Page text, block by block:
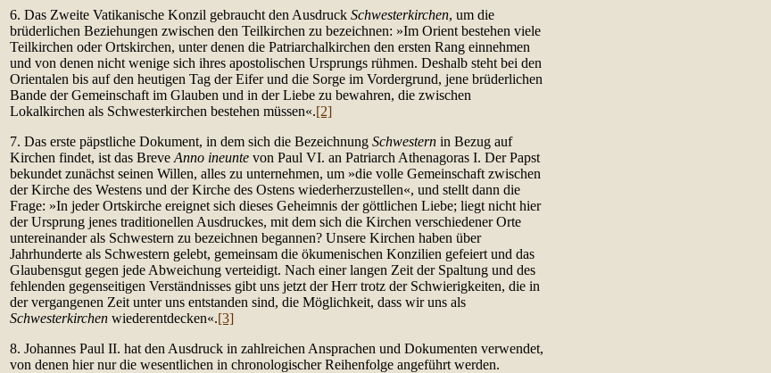
6. Das Zweite Vatikanische Konzil gebraucht den Ausdruck Schwesterkirchen, um die
brüderlichen Beziehungen zwischen den Teilkirchen zu bezeichnen: »Im Orient bestehen viele
Teilkirchen oder Ortskirchen, unter denen die Patriarchalkirchen den ersten Rang einnehmen
und von denen nicht wenige sich ihres apostolischen Ursprungs rühmen. Deshalb steht bei den
Orientalen bis auf den heutigen Tag der Eifer und die Sorge im Vordergrund, jene brüderlichen
Bande der Gemeinschaft im Glauben und in der Liebe zu bewahren, die zwischen
Lokalkirchen als Schwesterkirchen bestehen müssen«.[2]
7. Das erste päpstliche Dokument, in dem sich die Bezeichnung Schwestern in Bezug auf
Kirchen findet, ist das Breve Anno ineunte von Paul VI. an Patriarch Athenagoras I. Der Papst
bekundet zunächst seinen Willen, alles zu unternehmen, um »die volle Gemeinschaft zwischen
der Kirche des Westens und der Kirche des Ostens wiederherzustellen«, und stellt dann die
Frage: »In jeder Ortskirche ereignet sich dieses Geheimnis der göttlichen Liebe; liegt nicht hier
der Ursprung jenes traditionellen Ausdruckes, mit dem sich die Kirchen verschiedener Orte
untereinander als Schwestern zu bezeichnen begannen? Unsere Kirchen haben über
Jahrhunderte als Schwestern gelebt, gemeinsam die ökumenischen Konzilien gefeiert und das
Glaubensgut gegen jede Abweichung verteidigt. Nach einer langen Zeit der Spaltung und des
fehlenden gegenseitigen Verständnisses gibt uns jetzt der Herr trotz der Schwierigkeiten, die in
der vergangenen Zeit unter uns entstanden sind, die Möglichkeit, dass wir uns als
Schwesterkirchen wiederentdecken«.[3]
8. Johannes Paul II. hat den Ausdruck in zahlreichen Ansprachen und Dokumenten verwendet,
von denen hier nur die wesentlichen in chronologischer Reihenfolge angeführt werden.